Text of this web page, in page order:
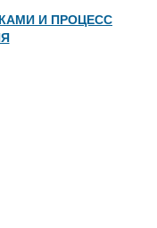
И ПРОЦЕСС